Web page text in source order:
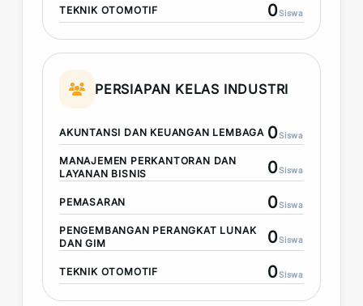
TEKNIK OTOMOTIF 0Siswa
PERSIAPAN KELAS INDUSTRI
AKUNTANSI DAN KEUANGAN LEMBAGA 0Siswa
MANAJEMEN PERKANTORAN DAN
LAYANAN BISNIS
0Siswa
PEMASARAN 0Siswa
PENGEMBANGAN PERANGKAT LUNAK
DAN GIM
0Siswa
TEKNIK OTOMOTIF 0Siswa